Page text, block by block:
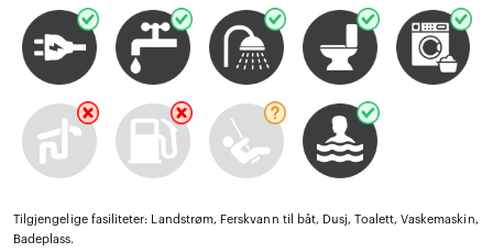
Tilgjengelige fasiliteter: Landstrøm, Ferskvann til båt, Dusj, Toalett, Vaskemaskin,
Badeplass.